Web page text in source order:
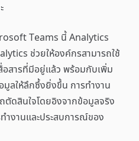
Teams นี้ Analytics
ช่วยให้องค์กรสามารถใช้
สารที่มีอยู่แล้ว พร้อมกับเพิ่ม
มูลให้ลึกซึ้งยิ่งขึ้น การทำงาน
ตัดสินใจโดยอิงจากข้อมูลจริง
งานและประสบการณ์ของ